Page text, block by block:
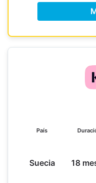
País
Suecia 18